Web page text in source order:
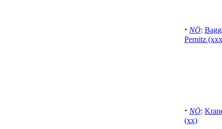
· NÖ:
Pernitz
· NÖ:
(xx)